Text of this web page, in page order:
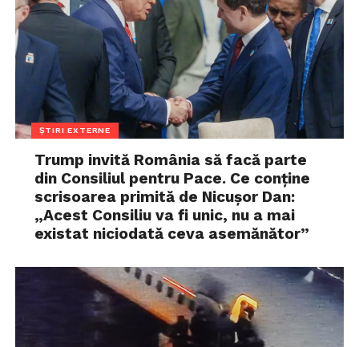
ȘTIRI EXTERNE
Trump invită România să facă parte
din Consiliul pentru Pace. Ce conține
scrisoarea primită de Nicușor Dan:
„Acest Consiliu va fi unic, nu a mai
existat niciodată ceva asemănător”